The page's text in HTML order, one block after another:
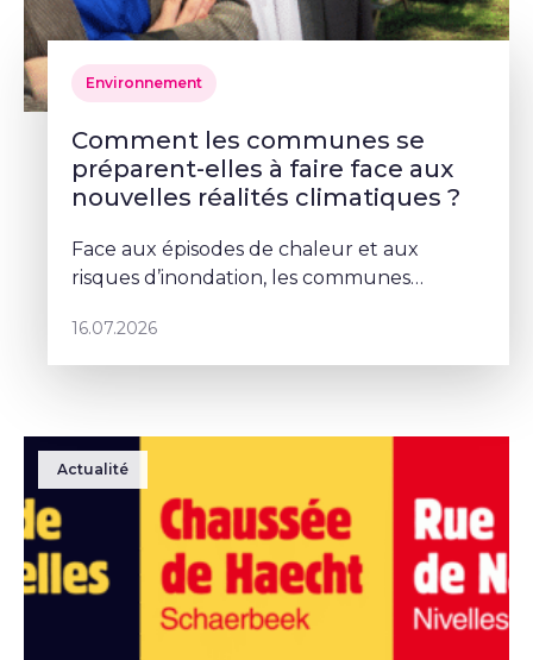
Environnement
Comment les communes se
préparent-elles à faire face aux
nouvelles réalités climatiques ?
Face aux épisodes de chaleur et aux
risques d’inondation, les communes
Schaerbeek, Deborah Lorenzino mise sur la
végétalisation et la participation cito
16.07.2026
Actualité